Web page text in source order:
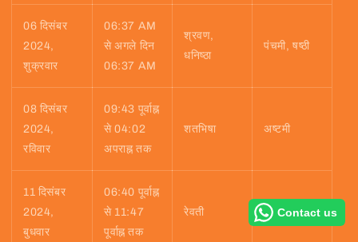
06 दिसंबर
2024,
शुक्रवार
06:37 AM
से अगले दिन
06:37 AM
श्रवण,
धनिष्ठा
पंचमी, षष्ठी
08 दिसंबर
2024,
रविवार
09:43 पूर्वाह्न
से 04:02
अपराह्न तक
शतभिषा अष्टमी
11 दिसंबर
2024,
बुधवार
06:40 पूर्वाह्न
से 11:47
पूर्वाह्न तक
रेवती एकादशी
Contact us